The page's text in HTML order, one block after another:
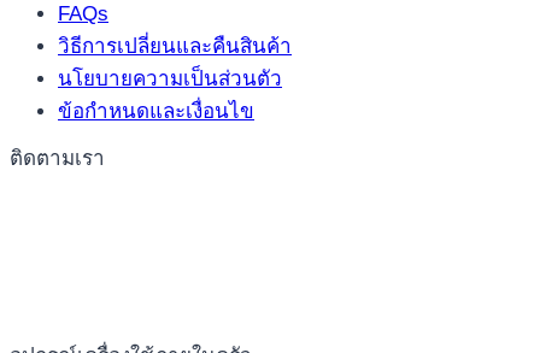
FAQs
วิธีการเปลี่ยนและคืนสินค้า
นโยบายความเป็นส่วนตัว
ข้อกำหนดและเงื่อนไข
ติดตามเรา